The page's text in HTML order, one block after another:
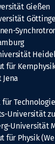
Gießen
für
Technologie
Universität
Universität
für Physik